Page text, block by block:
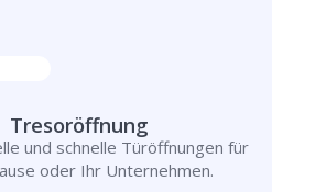
Tresoröffnung
und schnelle Türöffnungen für
oder Ihr Unternehmen.